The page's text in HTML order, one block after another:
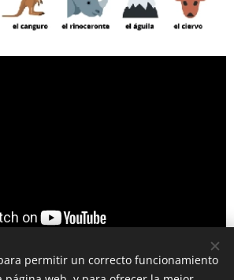
permitir un correcto funcionamiento